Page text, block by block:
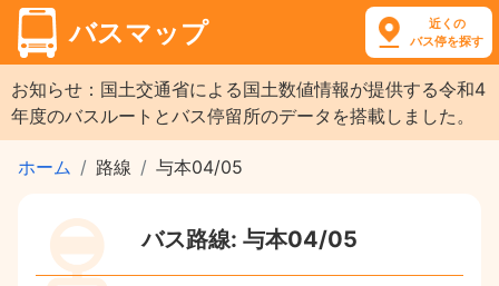
バスマップ
近くの
バス停を探す
お知らせ：国土交通省による国土数値情報が提供する令和4
年度のバスルートとバス停留所のデータを搭載しました。
ホーム 路線 与本04/05
バス路線: 与本04/05